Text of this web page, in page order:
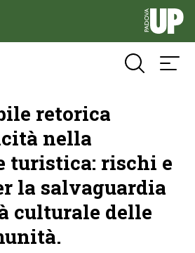
retorica
nella
turistica: rischi e
la salvaguardia
culturale delle